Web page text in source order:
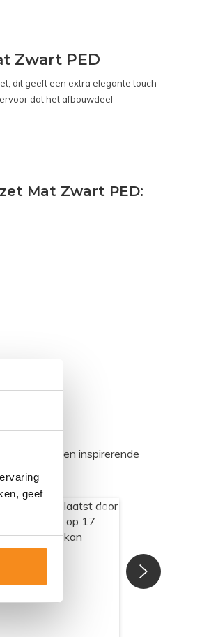
geef
Zwart PED
dit geeft een extra elegante touch
dat het afbouwdeel
Mat Zwart PED:
we een inspirerende